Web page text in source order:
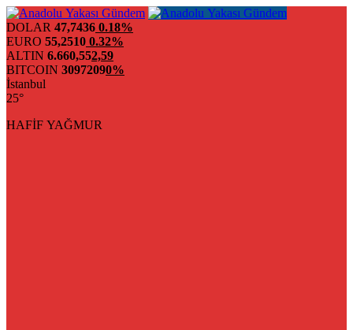
DOLAR 47,7436 0.18%
EURO 55,2510 0.32%
ALTIN 6.660,552,59
BITCOIN 30972090%
İstanbul
25°
HAFİF YAĞMUR